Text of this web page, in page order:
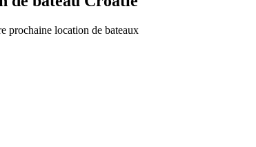
prochaine location de bateaux